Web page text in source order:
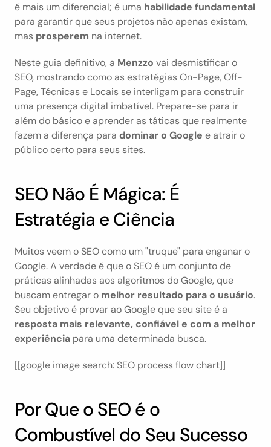
é mais um diferencial; é uma habilidade fundamental
para garantir que seus projetos não apenas existam,
mas prosperem na internet.
Neste guia definitivo, a Menzzo vai desmistificar o
SEO, mostrando como as estratégias On-Page, Off-
Page, Técnicas e Locais se interligam para construir
uma presença digital imbatível. Prepare-se para ir
além do básico e aprender as táticas que realmente
fazem a diferença para dominar o Google e atrair o
público certo para seus sites.
SEO Não É Mágica: É
Estratégia e Ciência
Muitos veem o SEO como um "truque" para enganar o
Google. A verdade é que o SEO é um conjunto de
práticas alinhadas aos algoritmos do Google, que
buscam entregar o melhor resultado para o usuário.
resposta mais relevante, confiável e com a melhor
experiência para uma determinada busca.
[[google image search: SEO process flow chart]]
Por Que o SEO é o
Combustível do Seu Sucesso